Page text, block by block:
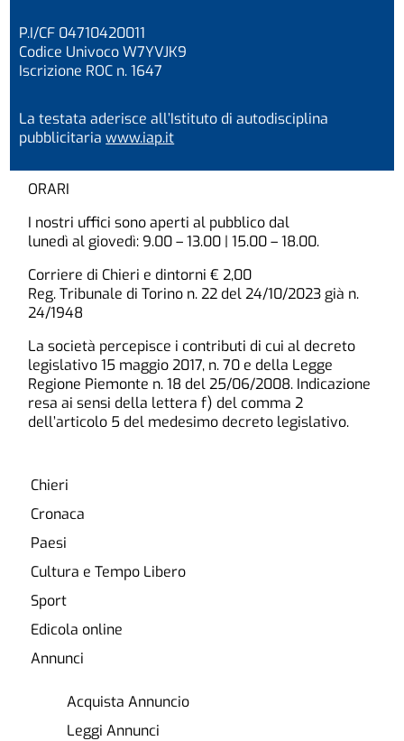
P.I/CF 04710420011
Codice Univoco W7YVJK9
Iscrizione ROC n. 1647
La testata aderisce all’Istituto di autodisciplina
pubblicitariawww.iap.it
ORARI
I nostri uffici sono aperti al pubblico dal
lunedì al giovedì: 9.00 – 13.00 | 15.00 – 18.00.
Corriere di Chieri e dintorni € 2,00
Reg. Tribunale di Torino n. 22 del 24/10/2023 già n.
24/1948
La società percepisce i contributi di cui al decreto
legislativo 15 maggio 2017, n. 70 e della Legge
Regione Piemonte n. 18 del 25/06/2008. Indicazione
resa ai sensi della lettera f) del comma 2
dell’articolo 5 del medesimo decreto legislativo.
Chieri
Cronaca
Paesi
Cultura e Tempo Libero
Sport
Edicola online
Annunci
Acquista Annuncio
Leggi Annunci